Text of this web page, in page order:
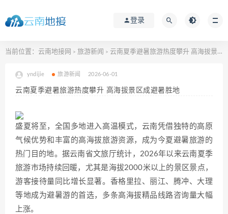
登录
当前位置： 云南地接网 > 旅游新闻 > 云南夏季避暑旅游热度攀升 高海拔景区成避暑胜地
yndijie 旅游新闻 2026-06-01
云南夏季避暑旅游热度攀升 高海拔景区成避暑胜地
盛夏将至，全国多地进入高温模式，云南凭借独特的高原
气候优势和丰富的高海拔旅游资源，成为今夏避暑旅游的
热门目的地。据云南省文旅厅统计，2026年以来云南夏季
旅游市场持续回暖，尤其是海拔2000米以上的景区景点，
游客接待量同比增长显著。香格里拉、丽江、腾冲、大理
等地成为避暑游的首选，多条高海拔精品线路咨询量大幅
上涨。